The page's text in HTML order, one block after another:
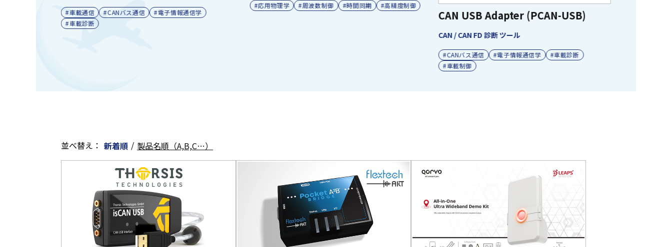
#車載通信 #CANバス通信
#電子情報通信学
#車載診断
#応用物理学 #周波数制御 #時間同期 #高精度制御
CAN USB Adapter (PCAN-USB)
CAN / CAN FD 診断 ツール
#CANバス通信 #電子情報通信学
#車載診断
#車載制御
並べ替え： 新着順 / 製品名順（A,B,C…）